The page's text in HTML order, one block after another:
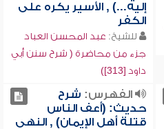
إليه...) , الأسير يكره على
الكفر
للشيخ: عبد المحسن العباد
جزء من محاضرة ( شرح سنن أبي
داود [313])
الفهرس: شرح
حديث: (أعف الناس
قتلة أهل الإيمان) , النهي